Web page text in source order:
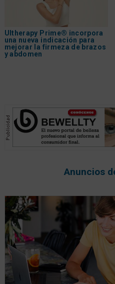
Ultherapy Prime® incorpora
una nueva indicación para
mejorar la firmeza de brazos
y abdomen
Anuncios